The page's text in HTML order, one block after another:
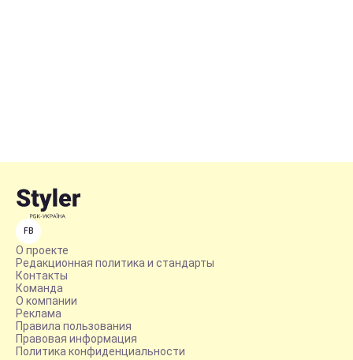
FB
О проекте
Редакционная политика и стандарты
Контакты
Команда
О компании
Реклама
Правила пользования
Правовая информация
Политика конфиденциальности